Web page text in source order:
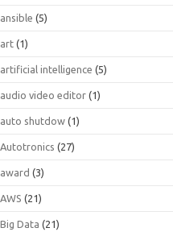
ansible (5)
art (1)
artificial intelligence (5)
audio video editor (1)
auto shutdow (1)
Autotronics (27)
award (3)
AWS (21)
Big Data (21)